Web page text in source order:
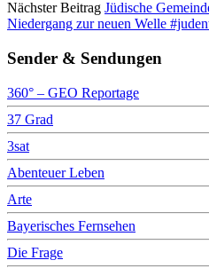
Nächster Beitrag Jüdische
Niedergang zur neuen Welle
Sender & Sendungen
360° – GEO Reportage
37 Grad
3sat
Abenteuer Leben
Arte
Bayerisches Fernsehen
Die Frage